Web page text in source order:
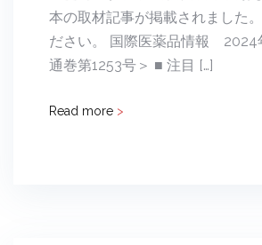
本の取材記事が掲載されました
ださい。 国際医薬品情報 2024
通巻第1253号＞ ■ 注目 […]
Read more >